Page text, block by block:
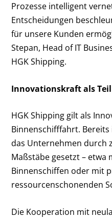
Prozesse intelligent
Entscheidungen
für unsere Kunden
Stepan, Head of IT
HGK Shipping.
Innovationskraft als
HGK Shipping gilt als
Binnenschifffahrt.
das Unternehmen durch
Maßstäbe gesetzt –
Binnenschiffen oder mit
ressourcenschonenden
Die Kooperation mit